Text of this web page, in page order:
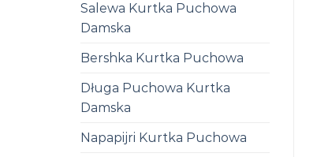
Salewa Kurtka Puchowa
Damska
Bershka Kurtka Puchowa
Długa Puchowa Kurtka
Damska
Napapijri Kurtka Puchowa